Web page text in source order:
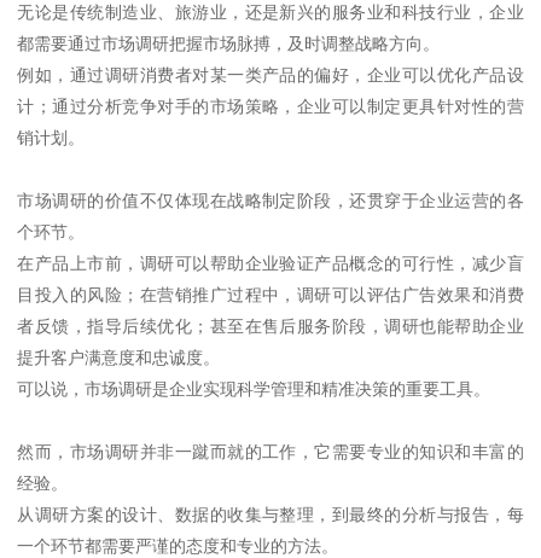
无论是传统制造业、旅游业，还是新兴的服务业和科技行业，企业
都需要通过市场调研把握市场脉搏，及时调整战略方向。
例如，通过调研消费者对某一类产品的偏好，企业可以优化产品设
计；通过分析竞争对手的市场策略，企业可以制定更具针对性的营
销计划。
市场调研的价值不仅体现在战略制定阶段，还贯穿于企业运营的各
个环节。
在产品上市前，调研可以帮助企业验证产品概念的可行性，减少盲
目投入的风险；在营销推广过程中，调研可以评估广告效果和消费
者反馈，指导后续优化；甚至在售后服务阶段，调研也能帮助企业
提升客户满意度和忠诚度。
可以说，市场调研是企业实现科学管理和精准决策的重要工具。
然而，市场调研并非一蹴而就的工作，它需要专业的知识和丰富的
经验。
从调研方案的设计、数据的收集与整理，到最终的分析与报告，每
一个环节都需要严谨的态度和专业的方法。